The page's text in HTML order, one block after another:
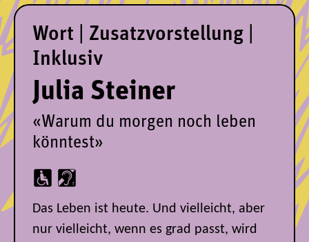
Wort | Zusatzvorstellung |
Inklusiv
Julia Steiner
«Warum du morgen noch leben
könntest»
Das Leben ist heute. Und vielleicht, aber
nur vielleicht, wenn es grad passt, wird